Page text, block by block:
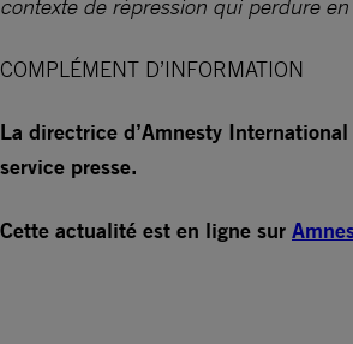
contexte de répression qui perdure en
COMPLÉMENT D’INFORMATION
La directrice d’Amnesty
service presse.
Cette actualité est en ligne sur